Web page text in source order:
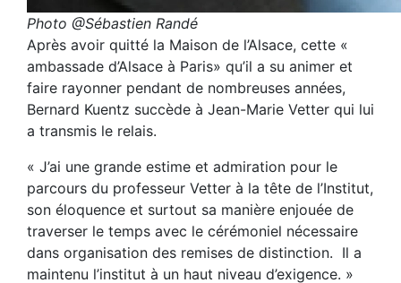
Photo @Sébastien Randé
Après avoir quitté la Maison de l’Alsace, cette «
ambassade d’Alsace à Paris» qu’il a su animer et
faire rayonner pendant de nombreuses années,
Bernard Kuentz succède à Jean-Marie Vetter qui lui
a transmis le relais.
« J’ai une grande estime et admiration pour le
parcours du professeur Vetter à la tête de l’Institut,
son éloquence et surtout sa manière enjouée de
traverser le temps avec le cérémoniel nécessaire
dans organisation des remises de distinction. Il a
maintenu l’institut à un haut niveau d’exigence. »